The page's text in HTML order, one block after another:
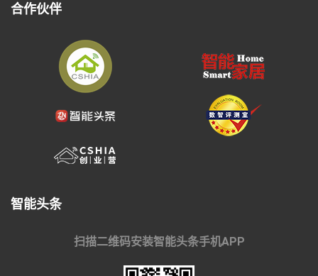
合作伙伴
智能头条
扫描二维码安装智能头条手机APP